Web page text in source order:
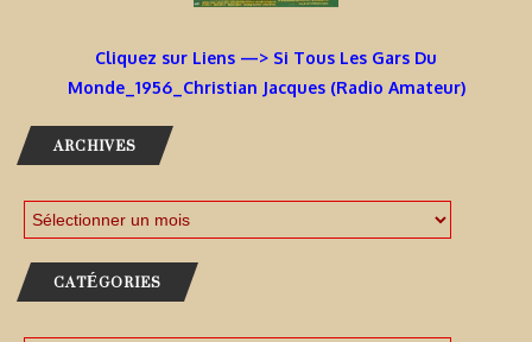
Cliquez sur Liens —> Si Tous Les Gars Du
Monde_1956_Christian Jacques (Radio Amateur)
ARCHIVES
CATÉGORIES